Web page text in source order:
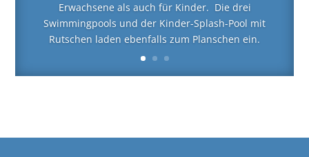
Erwachsene als auch für Kinder. Die drei
Swimmingpools und der Kinder-Splash-Pool mit
Rutschen laden ebenfalls zum Planschen ein.